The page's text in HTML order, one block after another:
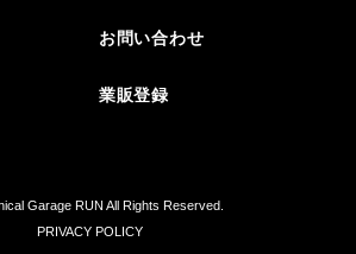
お問い合わせ
業販登録
Garage RUN All Rights Reserved.
PRIVACY POLICY